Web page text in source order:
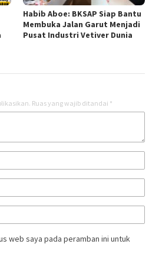
Habib Aboe: BKSAP Siap Bantu
Membuka Jalan Garut Menjadi
Pusat Industri Vetiver Dunia
Ruas yang wajib ditandai *
web saya pada peramban ini untuk